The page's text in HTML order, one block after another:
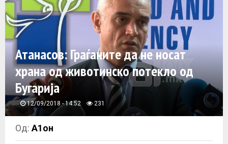
M
R
Y
M
Атанасов: Граѓаните да не носат
храна од животинско потекло од
Бугарија
12/09/2018 - 14:52 231
Од:А1он